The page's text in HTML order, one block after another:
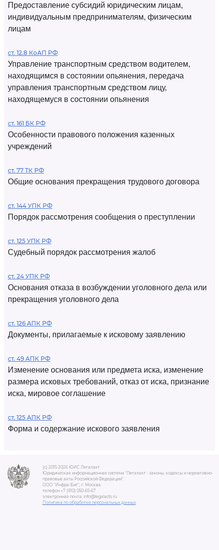
Предоставление субсидий юридическим лицам,
индивидуальным предпринимателям, физическим
лицам
ст. 12.8 КоАП РФ
Управление транспортным средством водителем,
находящимся в состоянии опьянения, передача
управления транспортным средством лицу,
находящемуся в состоянии опьянения
ст. 161 БК РФ
Особенности правового положения казенных
учреждений
ст. 77 ТК РФ
Общие основания прекращения трудового договора
ст. 144 УПК РФ
Порядок рассмотрения сообщения о преступлении
ст. 125 УПК РФ
Судебный порядок рассмотрения жалоб
ст. 24 УПК РФ
Основания отказа в возбуждении уголовного дела или
прекращения уголовного дела
ст. 126 АПК РФ
Документы, прилагаемые к исковому заявлению
ст. 49 АПК РФ
Изменение основания или предмета иска, изменение
размера исковых требований, отказ от иска, признание
иска, мировое соглашение
ст. 125 АПК РФ
Форма и содержание искового заявления
(c) 2015-2026 ЮИС Легалакт
Юридическая информационная система "Легалакт - законы, кодексы и нормативно-
правовые акты Российской Федерации"
ООО "Инфра-Бит", г. Москва.
телефон +7 (910) 050-65-67
электронная почта: info@legalacts.ru
Политика по обработке персональных данных